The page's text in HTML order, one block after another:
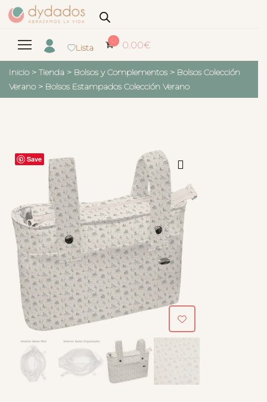
Lista
0 0.00€
Inicio > Tienda > Bolsos y Complementos > Bolsos Colección
Verano > Bolsos Estampados Colección Verano
Save